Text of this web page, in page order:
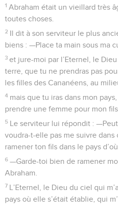
1 Abraham était un vieillard très
toutes choses.
2 Il dit à son serviteur le plus
biens : —Place ta main sous ma
3 et jure-moi par l’Eternel, le
terre, que tu ne prendras pas
les filles des Cananéens, au
4 mais que tu iras dans mon
prendre une femme pour mon fils
5 Le serviteur lui répondit :
voudra-t-elle pas me suivre dans
ramener ton fils dans le pays
6 —Garde-toi bien de ramener
Abraham.
7 L’Eternel, le Dieu du ciel qui
pays où elle s’était établie, qui